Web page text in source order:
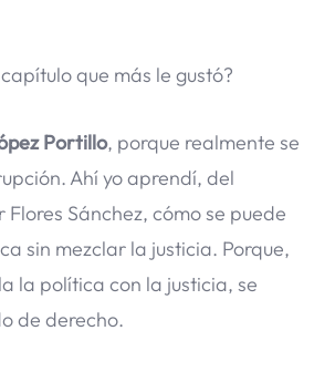
que más le gustó?
Portillo, porque realmente se
Ahí yo aprendí, del
Sánchez, cómo se puede
sin mezclar la justicia. Porque,
la política con la justicia, se
de derecho.